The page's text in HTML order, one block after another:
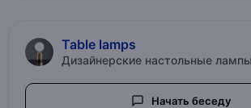
Table lamps
Дизайнерские настольные лампы
Начать беседу